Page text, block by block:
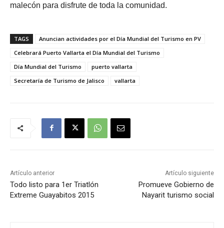
malecón para disfrute de toda la comunidad.
TAGS
Anuncian actividades por el Día Mundial del Turismo en PV
Celebrará Puerto Vallarta el Día Mundial del Turismo
Día Mundial del Turismo
puerto vallarta
Secretaría de Turismo de Jalisco
vallarta
Artículo anterior
Todo listo para 1er Triatlón
Extreme Guayabitos 2015
Artículo siguiente
Promueve Gobierno de
Nayarit turismo social